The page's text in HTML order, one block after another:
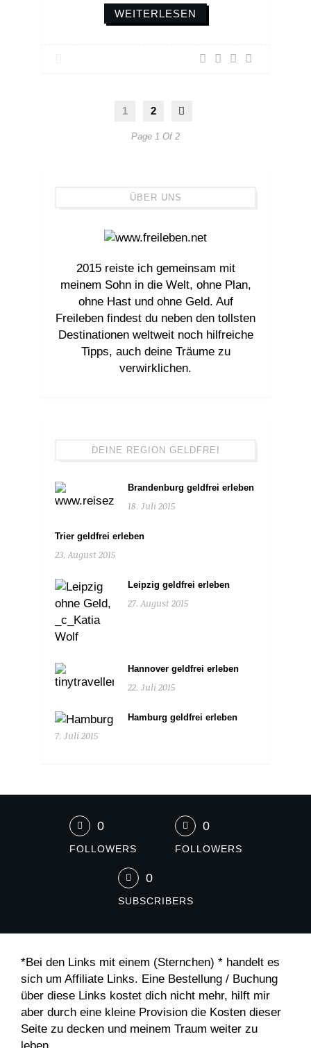
WEITERLESEN
1 2
Page 1 Of 2
ÜBER UNS
2015 reiste ich gemeinsam mit
meinem Sohn in die Welt, ohne Plan,
ohne Hast und ohne Geld. Auf
Freileben findest du neben den tollsten
Destinationen weltweit noch hilfreiche
Tipps, auch deine Träume zu
verwirklichen.
DEINE REGION GELDFREI
Brandenburg geldfrei erleben
18. Juli 2015
Trier geldfrei erleben
23. August 2015
Leipzig geldfrei erleben
27. August 2015
Hannover geldfrei erleben
22. Juli 2015
Hamburg geldfrei erleben
7. Juli 2015
0
FOLLOWERS
0
FOLLOWERS
0
SUBSCRIBERS
*Bei den Links mit einem (Sternchen) * handelt es
sich um Affiliate Links. Eine Bestellung / Buchung
über diese Links kostet dich nicht mehr, hilft mir
aber durch eine kleine Provision die Kosten dieser
Seite zu decken und meinem Traum weiter zu
leben.